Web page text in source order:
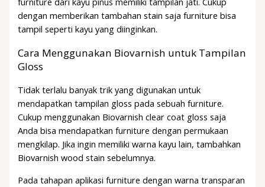
dengan memberikan tambahan stain saja furniture bisa
tampil seperti kayu yang diinginkan.
Cara Menggunakan Biovarnish untuk Tampilan
Gloss
Tidak terlalu banyak trik yang digunakan untuk
mendapatkan tampilan gloss pada sebuah furniture.
Cukup menggunakan Biovarnish clear coat gloss saja
Anda bisa mendapatkan furniture dengan permukaan
mengkilap. Jika ingin memiliki warna kayu lain, tambahkan
Biovarnish wood stain sebelumnya.
Pada tahapan aplikasi furniture dengan warna transparan